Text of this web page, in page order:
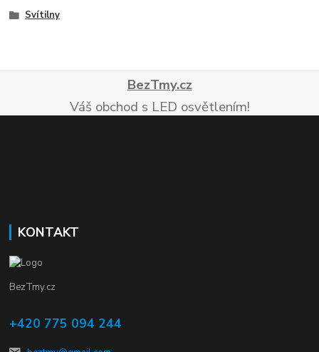
Svítilny
BezTmy.cz
Váš obchod s LED osvětlením!
KONTAKT
BezTmy.cz
+420 775 094 244